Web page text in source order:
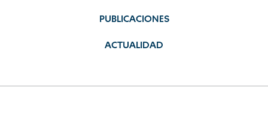
PUBLICACIONES
ACTUALIDAD